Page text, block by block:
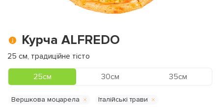
Курча ALFREDO
25 см, традиційне тісто
25см 30см 35см
Вершкова моцарела
Італійські трави